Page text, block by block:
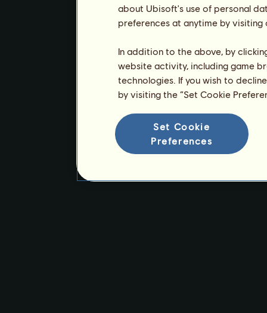
about Ubisoft's use of personal
preferences at anytime by
In addition to the above, by
website activity, including game
technologies. If you wish to
by visiting the “Set Cookie
Set Cookie
Preferences